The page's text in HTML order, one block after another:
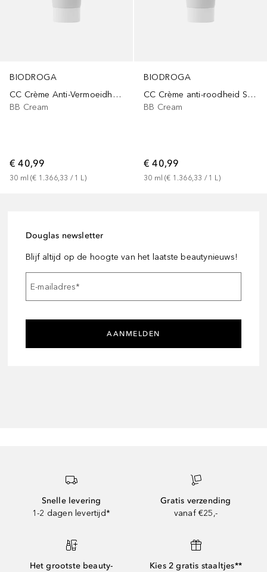
BIODROGA
CC Crème Anti-Vermoeidheid SPF20
BB Cream
€ 40,99
30 ml (€ 1.366,33 / 1 L)
BIODROGA
CC Crème anti-roodheid SPF 20
BB Cream
€ 40,99
30 ml (€ 1.366,33 / 1 L)
Douglas newsletter
Blijf altijd op de hoogte van het laatste beautynieuws!
E-mailadres*
AANMELDEN
Snelle levering
1-2 dagen levertijd*
Gratis verzending
vanaf €25,-
Het grootste beauty-
Kies 2 gratis staaltjes**